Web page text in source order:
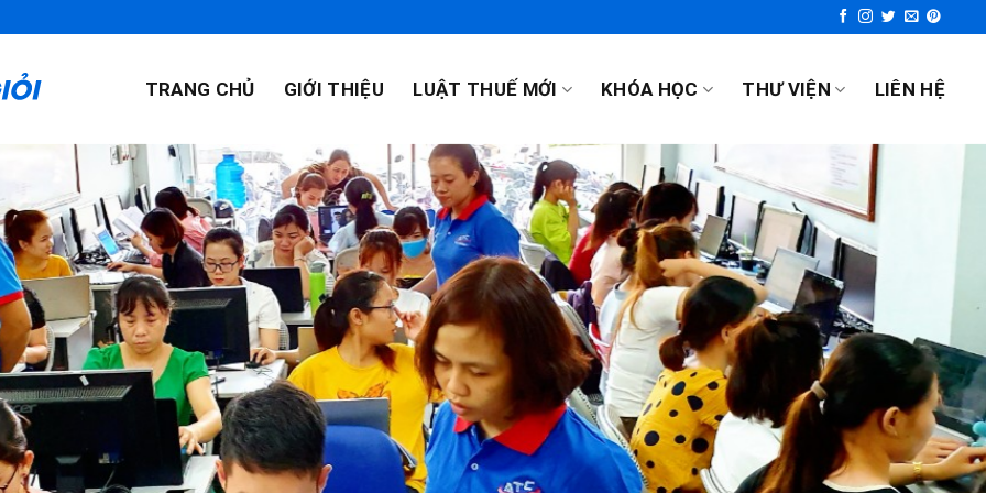
TRANG CHỦ GIỚI THIỆU LUẬT THUẾ MỚI KHÓA HỌC THƯ VIỆN LIÊN HỆ